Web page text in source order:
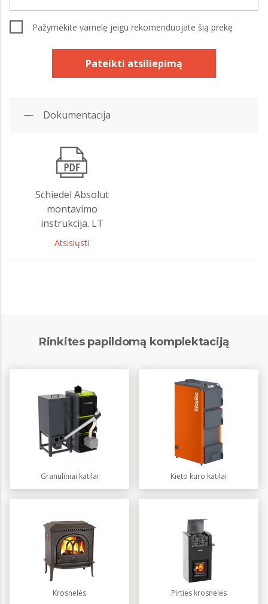
Pažymėkite varnelę jeigu rekomenduojate šią prekę
Pateikti atsiliepimą
Dokumentacija
Schiedel Absolut
montavimo
instrukcija. LT
Atsisiųsti
Rinkites papildomą komplektaciją
Granuliniai katilai Kieto kuro katilai
Krosnelės Pirties krosnelės